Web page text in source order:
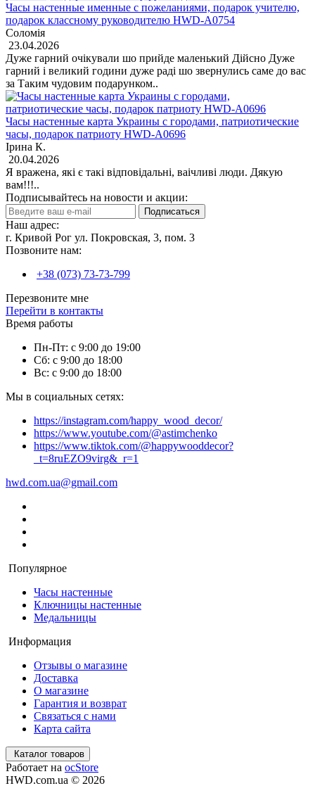
Часы настенные именные с пожеланиями, подарок учителю,
подарок классному руководителю HWD-A0754
Соломія
23.04.2026
Дуже гарний очікували шо прийде маленький Дійсно Дуже
гарний і великий години дуже раді шо звернулись саме до вас
за Таким чудовим подарунком..
Часы настенные карта Украины с городами, патриотические
часы, подарок патриоту HWD-A0696
Ірина К.
20.04.2026
Я вражена, які є такі відповідальні, ваічливі люди. Дякую
вам!!!..
Подписывайтесь на новости и акции:
Подписаться
Наш адрес:
г. Кривой Рог ул. Покровская, 3, пом. 3
Позвоните нам:
+38 (073) 73-73-799
Перезвоните мне
Перейти в контакты
Время работы
Пн-Пт: с 9:00 до 19:00
Сб: с 9:00 до 18:00
Вс: с 9:00 до 18:00
Мы в социальных сетях:
https://instagram.com/happy_wood_decor/
https://www.youtube.com/@astimchenko
https://www.tiktok.com/@happywooddecor?
_t=8ruEZO9virg&_r=1
hwd.com.ua@gmail.com
Популярное
Часы настенные
Ключницы настенные
Медальницы
Информация
Отзывы о магазине
Доставка
О магазине
Гарантия и возврат
Связаться с нами
Карта сайта
Каталог товаров
Работает на ocStore
HWD.com.ua © 2026